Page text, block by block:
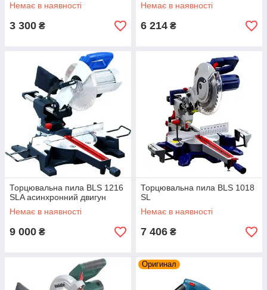
Немає в наявності
3 300 ₴
Немає в наявності
6 214 ₴
Торцювальна пила BLS 1216
SLA асинхронний двигун
Немає в наявності
9 000 ₴
Торцювальна пила BLS 1018
SL
Немає в наявності
7 406 ₴
Оригинал